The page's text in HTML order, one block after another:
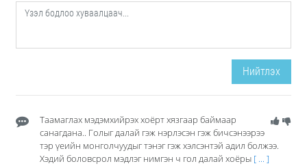
Нийтлэх
Таамаглах мэдэмхийрэх хоёрт хязгаар баймаар
санагдана.. Голыг далай гэж нэрлэсэн гэж бичсэнээрээ
тэр үеийн монголчуудыг тэнэг гэж хэлсэнтэй адил болжээ.
Хэдий боловсрол мэдлэг нимгэн ч гол далай хоёры [ ... ]